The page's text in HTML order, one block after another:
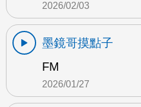
2026/02/03
墨鏡哥摸點子
FM
2026/01/27